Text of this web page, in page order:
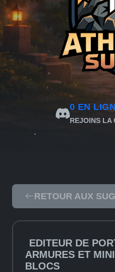
0 EN
REJOINS LA
RETOUR AUX
EDITEUR DE
ARMURES ET
BLOCS